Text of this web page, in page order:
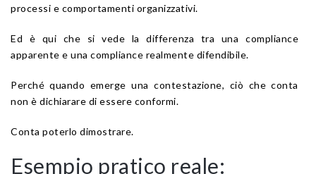
processi e comportamenti organizzativi.
Ed è qui che si vede la differenza tra una compliance
apparente e una compliance realmente difendibile.
Perché quando emerge una contestazione, ciò che conta
non è dichiarare di essere conformi.
Conta poterlo dimostrare.
Esempio pratico reale: